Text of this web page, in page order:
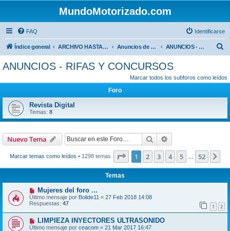
MundoMotorizado.com
FAQ Identificarse
Índice general ARCHIVO HASTA 2018 Anuncios de www.mundomotorizado.com ANUNCIOS - RIFAS Y CONCURSOS
c
ANUNCIOS - RIFAS Y CONCURSOS
Marcar todos los subforos como leídos
Foro
Revista Digital
Temas: 8
Nuevo Tema Buscar
Marcar temas como leídos • 1298 temas Página de 52
1 2 3 4 5 52
Temas
Mujeres del foro ...
Último mensaje por Bolide11 « 27 Feb 2018 14:08
Respuestas: 47 1 2
LIMPIEZA INYECTORES ULTRASONIDO
Último mensaje por ceacom « 21 Mar 2017 16:47